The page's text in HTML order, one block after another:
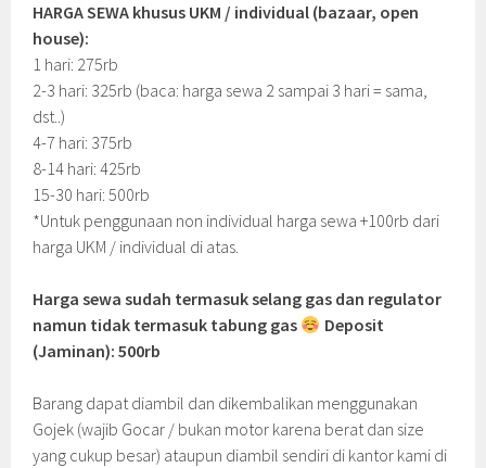
HARGA SEWA khusus UKM / individual (bazaar, open
house):
1 hari: 275rb
2-3 hari: 325rb (baca: harga sewa 2 sampai 3 hari = sama,
dst..)
4-7 hari: 375rb
8-14 hari: 425rb
15-30 hari: 500rb
*Untuk penggunaan non individual harga sewa +100rb dari
harga UKM / individual di atas.
Harga sewa sudah termasuk selang gas dan regulator
namun tidak termasuk tabung gas
Deposit
(Jaminan): 500rb
Barang dapat diambil dan dikembalikan menggunakan
Gojek (wajib Gocar / bukan motor karena berat dan size
yang cukup besar) ataupun diambil sendiri di kantor kami di